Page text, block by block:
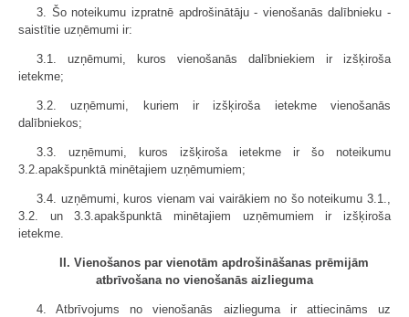
3. Šo noteikumu izpratnē apdrošinātāju - vienošanās dalībnieku -
saistītie uzņēmumi ir:
3.1. uzņēmumi, kuros vienošanās dalībniekiem ir izšķiroša
ietekme;
3.2. uzņēmumi, kuriem ir izšķiroša ietekme vienošanās
dalībniekos;
3.3. uzņēmumi, kuros izšķiroša ietekme ir šo noteikumu
3.2.apakšpunktā minētajiem uzņēmumiem;
3.4. uzņēmumi, kuros vienam vai vairākiem no šo noteikumu 3.1.,
3.2. un 3.3.apakšpunktā minētajiem uzņēmumiem ir izšķiroša
ietekme.
II. Vienošanos par vienotām apdrošināšanas prēmijām
atbrīvošana no vienošanās aizlieguma
4. Atbrīvojums no vienošanās aizlieguma ir attiecināms uz